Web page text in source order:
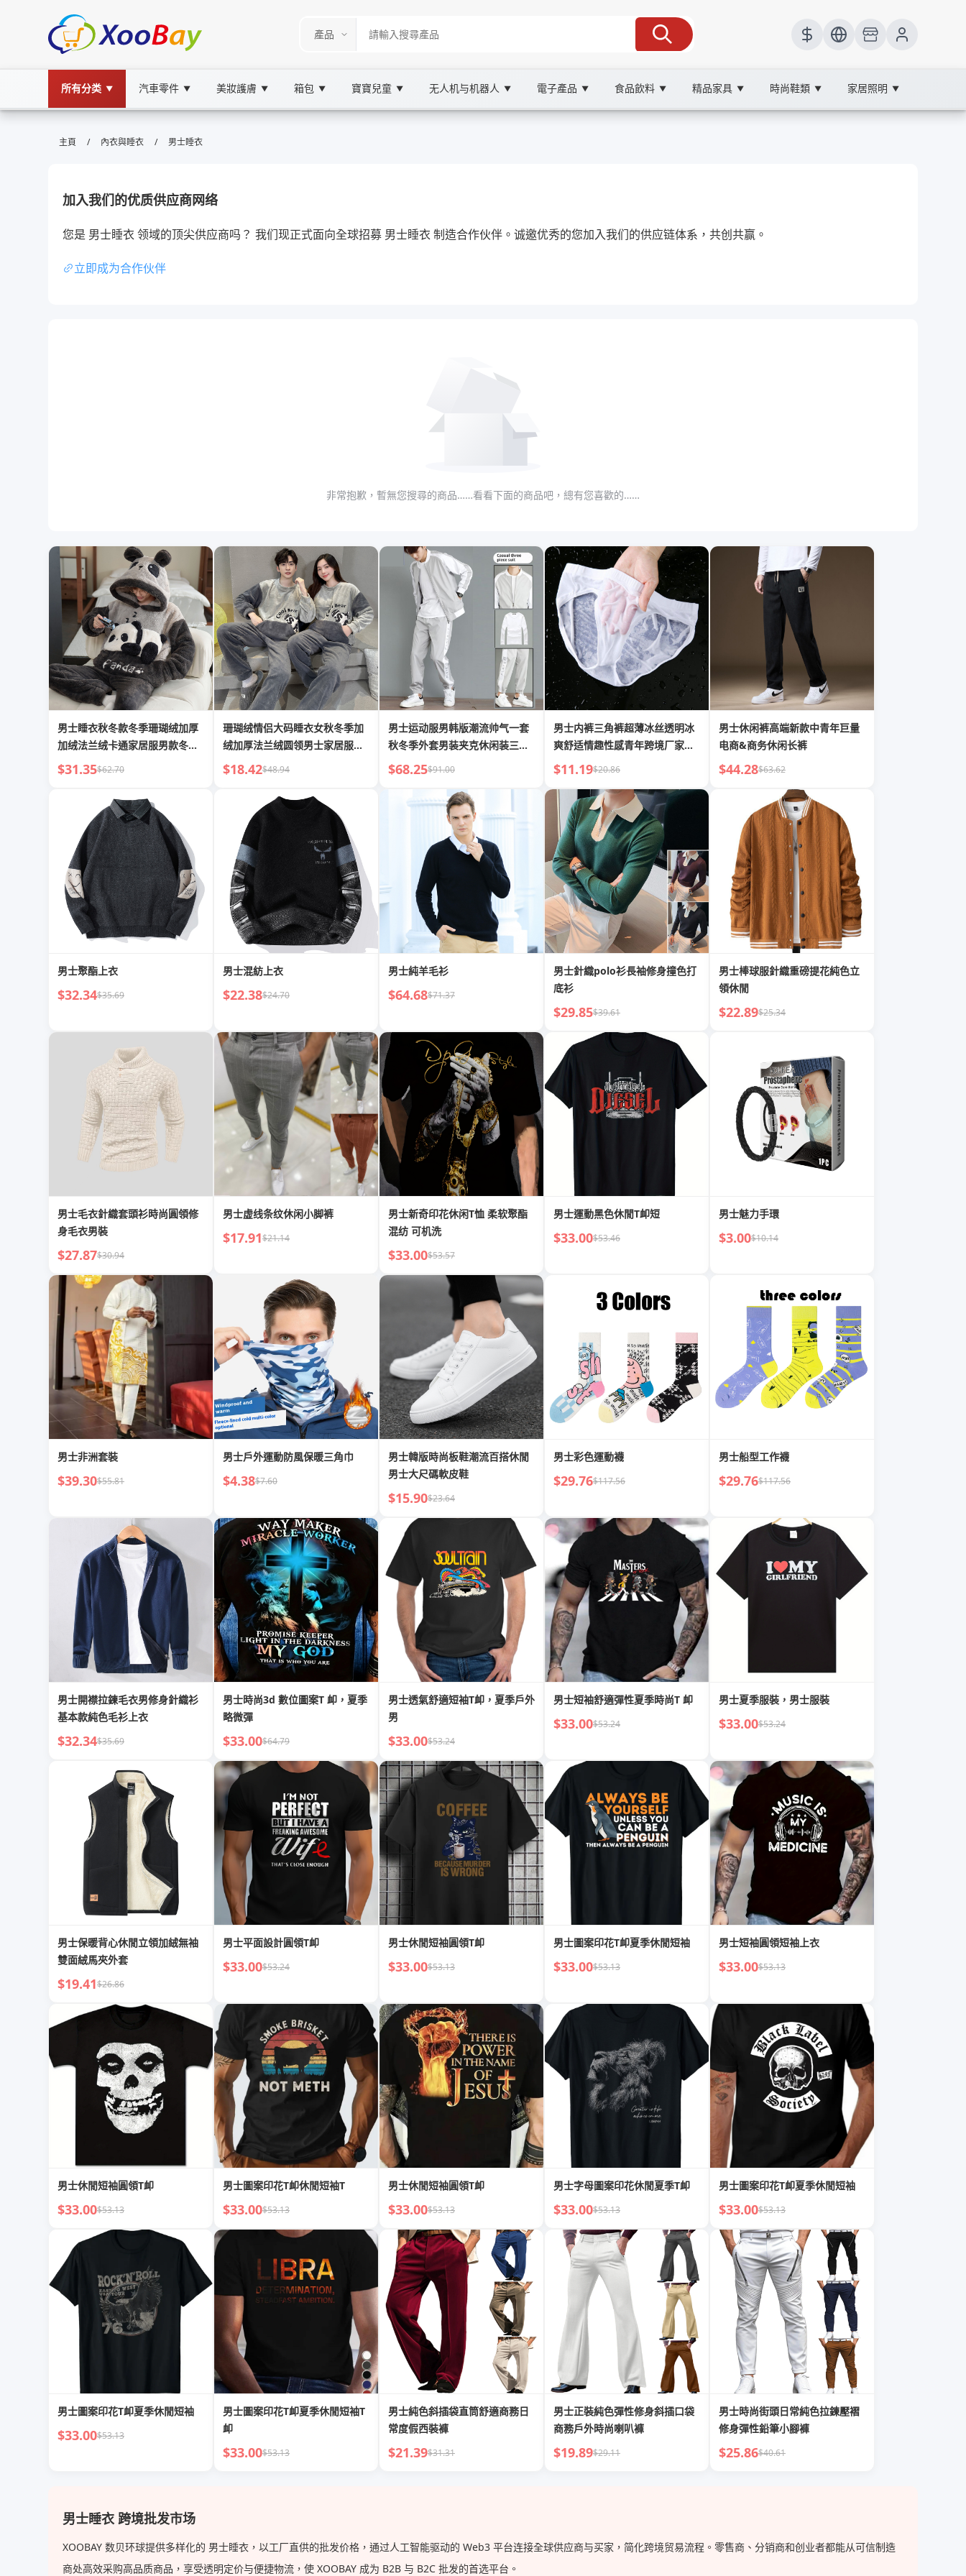
所有分类 ▼ 汽車零件 ▼ 美妝護膚 ▼ 箱包 ▼ 寶寶兒童 ▼ 无人机与机器人 ▼ 電子產品 ▼ 食品飲料 ▼ 精品家具 ▼ 時尚鞋類 ▼ 家居照明 ▼
男士睡衣 | XOOBAY B2B/B2C Marketplace
主頁 / 內衣與睡衣 / 男士睡衣
加入我们的优质供应商网络
您是 男士睡衣 领域的顶尖供应商吗？ 我们现正式面向全球招募 男士睡衣 制造合作伙伴。诚邀优秀的您加入我们的供应链体系，共创共赢。
立即成为合作伙伴
非常抱歉，暫無您搜尋的商品……看看下面的商品吧，總有您喜歡的……
男士睡衣秋冬款冬季珊瑚绒加厚
加绒法兰绒卡通家居服男款冬天
套装
$31.35$62.70
珊瑚绒情侣大码睡衣女秋冬季加
绒加厚法兰绒圆领男士家居服套
装
$18.42$48.94
男士运动服男韩版潮流帅气一套
秋冬季外套男装夹克休闲装三件
套
$68.25$91.00
男士内裤三角裤超薄冰丝透明冰
爽舒适情趣性感青年跨境厂家欧
美潮
$11.19$20.86
男士休闲裤高端新款中青年巨量
电商&商务休闲长裤
$44.28$63.62
男士聚酯上衣
$32.34$35.69
男士混紡上衣
$22.38$24.70
男士純羊毛衫
$64.68$71.37
男士針織polo衫長袖修身撞色打
底衫
$29.85$39.61
男士棒球服針織重磅提花純色立
領休閒
$22.89$25.34
男士毛衣針織套頭衫時尚圓領修
身毛衣男裝
$27.87$30.94
男士虚线条纹休闲小脚裤
$17.91$21.14
男士新奇印花休闲T恤 柔软聚酯
混纺 可机洗
$33.00$53.57
男士運動黑色休閒T卹短
$33.00$53.46
男士魅力手環
$3.00$10.14
男士非洲套裝
$39.30$55.81
男士戶外運動防風保暖三角巾
$4.38$7.60
男士韓版時尚板鞋潮流百搭休閒
男士大尺碼軟皮鞋
$15.90$23.64
男士彩色運動襪
$29.76$117.56
男士船型工作襪
$29.76$117.56
男士開襟拉鍊毛衣男修身針織衫
基本款純色毛衫上衣
$32.34$35.69
男士時尚3d 數位圖案T 卹，夏季
略微彈
$33.00$64.79
男士透氣舒適短袖T卹，夏季戶外
男
$33.00$53.24
男士短袖舒適彈性夏季時尚T 卹
$33.00$53.24
男士夏季服裝，男士服裝
$33.00$53.24
男士保暖背心休閒立領加絨無袖
雙面絨馬夾外套
$19.41$26.86
男士平面設計圓領T卹
$33.00$53.24
男士休閒短袖圓領T卹
$33.00$53.13
男士圖案印花T卹夏季休閒短袖
$33.00$53.13
男士短袖圓領短袖上衣
$33.00$53.13
男士休閒短袖圓領T卹
$33.00$53.13
男士圖案印花T卹休閒短袖T
$33.00$53.13
男士休閒短袖圓領T卹
$33.00$53.13
男士字母圖案印花休閒夏季T卹
$33.00$53.13
男士圖案印花T卹夏季休閒短袖
$33.00$53.13
男士圖案印花T卹夏季休閒短袖
$33.00$53.13
男士圖案印花T卹夏季休閒短袖T
卹
$33.00$53.13
男士純色斜插袋直筒舒適商務日
常度假西裝褲
$21.39$31.31
男士正裝純色彈性修身斜插口袋
商務戶外時尚喇叭褲
$19.89$29.11
男士時尚街頭日常純色拉鍊壓褶
修身彈性鉛筆小腳褲
$25.86$40.61
男士睡衣 跨境批发市场
XOOBAY 数贝环球提供多样化的 男士睡衣，以工厂直供的批发价格，通过人工智能驱动的 Web3 平台连接全球供应商与买家，简化跨境贸易流程。零售商、分销商和创业者都能从可信制造
商处高效采购高品质商品，享受透明定价与便捷物流，使 XOOBAY 成为 B2B 与 B2C 批发的首选平台。